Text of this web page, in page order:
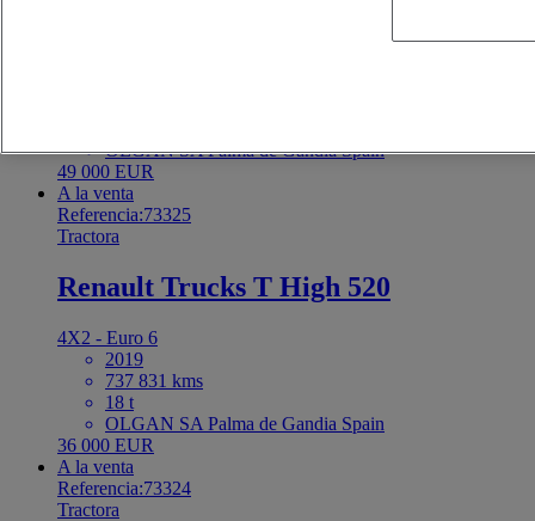
OLGAN SA Palma de Gandia Spain
49 000 EUR
A la venta
Referencia:73325
Tractora
Renault Trucks T High 520
4X2 - Euro 6
2019
737 831 kms
18 t
OLGAN SA Palma de Gandia Spain
36 000 EUR
A la venta
Referencia:73324
Tractora